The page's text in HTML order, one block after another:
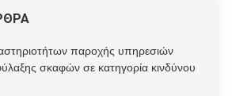
παροχής υπηρεσιών
σκαφών σε κατηγορία κινδύνου